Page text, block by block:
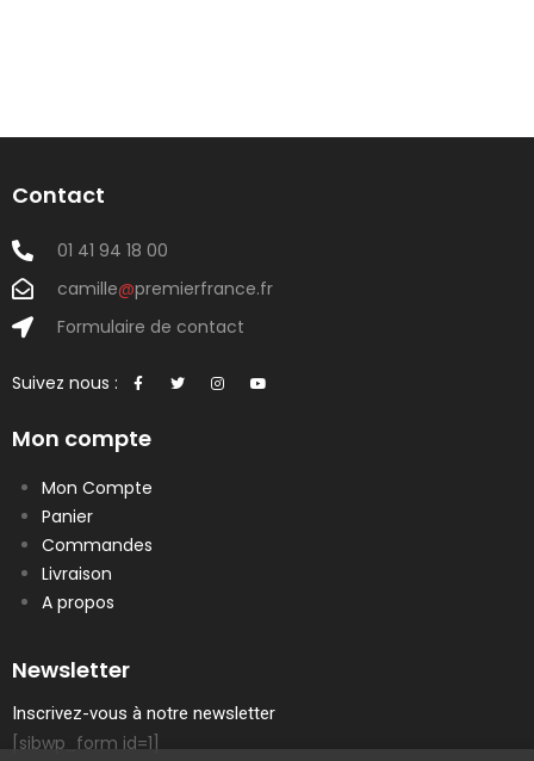
Contact
01 41 94 18 00
camille@premierfrance.fr
Formulaire de contact
Suivez nous :
Mon compte
Mon Compte
Panier
Commandes
Livraison
A propos
Newsletter
Inscrivez-vous à notre newsletter
[sibwp_form id=1]